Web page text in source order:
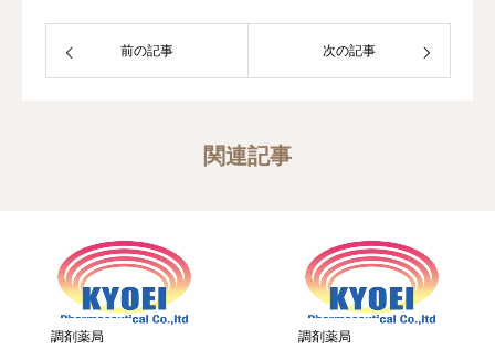
前の記事 次の記事
関連記事
調剤薬局 調剤薬局